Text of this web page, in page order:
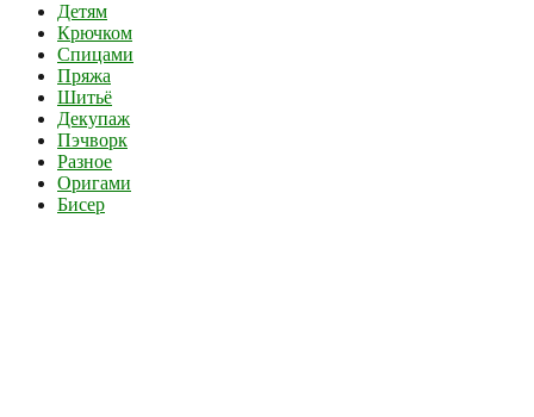
Детям
Крючком
Спицами
Пряжа
Шитьё
Декупаж
Пэчворк
Разное
Оригами
Бисер